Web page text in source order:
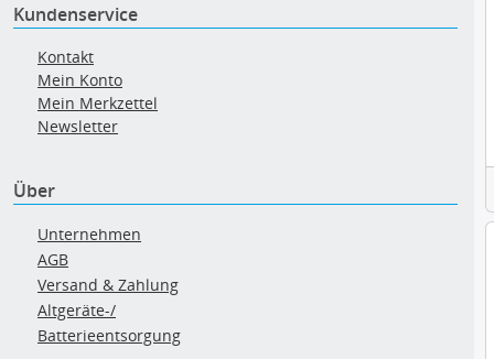
Kundenservice
Kontakt
Mein Konto
Mein Merkzettel
Newsletter
Über
Unternehmen
AGB
Versand & Zahlung
Altgeräte-/
Batterieentsorgung